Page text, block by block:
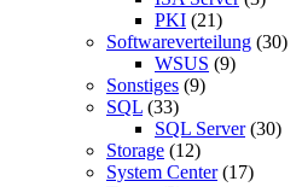
PKI (21)
Softwareverteilung (30)
WSUS (9)
Sonstiges (9)
SQL (33)
SQL Server(30)
Storage (12)
System Center(17)